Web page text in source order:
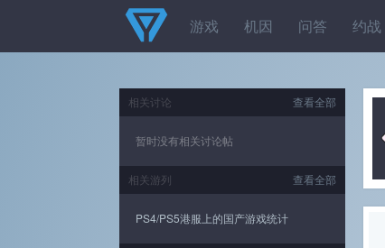
游戏 机因 问答 约战
查看全部
相关讨论
暂时没有相关讨论帖
查看全部
相关游列
PS4/PS5港服上的国产游戏统计